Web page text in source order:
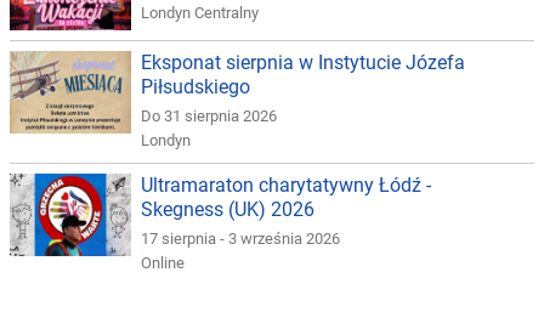
Londyn Centralny
Eksponat sierpnia w Instytucie Józefa
Piłsudskiego
Do 31 sierpnia 2026
Londyn
Ultramaraton charytatywny Łódź -
Skegness (UK) 2026
17 sierpnia - 3 września 2026
Online